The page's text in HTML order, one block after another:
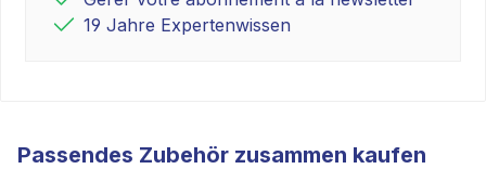
19 Jahre Expertenwissen
Passendes Zubehör zusammen kaufen